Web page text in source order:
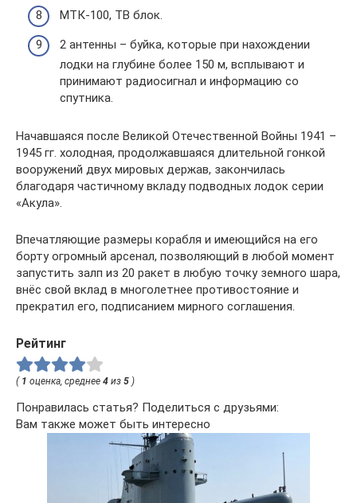
МТК-100, ТВ блок.
2 антенны – буйка, которые при нахождении
лодки на глубине более 150 м, всплывают и
принимают радиосигнал и информацию со
спутника.
Начавшаяся после Великой Отечественной Войны 1941 –
1945 гг. холодная, продолжавшаяся длительной гонкой
вооружений двух мировых держав, закончилась
благодаря частичному вкладу подводных лодок серии
«Акула».
Впечатляющие размеры корабля и имеющийся на его
борту огромный арсенал, позволяющий в любой момент
запустить залп из 20 ракет в любую точку земного шара,
внёс свой вклад в многолетнее противостояние и
прекратил его, подписанием мирного соглашения.
Рейтинг
( 1 оценка, среднее 4 из 5 )
Понравилась статья? Поделиться с друзьями:
Вам также может быть интересно